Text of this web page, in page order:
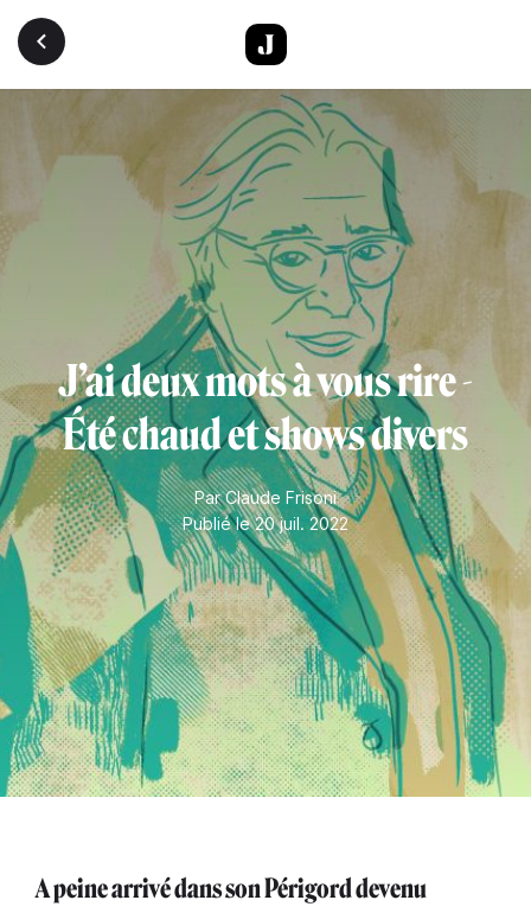
Aller au contenu principal
J’ai deux mots à vous rire -
Été chaud et shows divers
ParClaude Frisoni
Publié le 20 juil. 2022
A peine arrivé dans son Périgord devenu